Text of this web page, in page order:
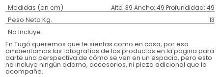
Medidas (en cm) Alto: 39 Ancho: 49 Profundidad: 49
Peso Neto Kg. 13
No Incluye
En Tugó queremos que te sientas como en casa, por eso
ambientamos las fotografías de los productos en la página para
darte una perspectiva de cómo se ven en un espacio, pero esto
no incluye ningún adorno, accesorios, ni pieza adicional que lo
acompañe.